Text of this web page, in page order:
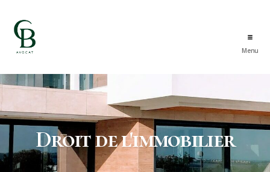
Clément
Boirot
Menu
Droit de l'immobilier